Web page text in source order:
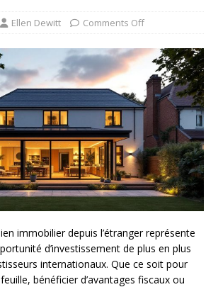
Ellen Dewitt Comments Off
immobilier depuis l’étranger représente
d’investissement de plus en plus
internationaux. Que ce soit pour
bénéficier d’avantages fiscaux ou